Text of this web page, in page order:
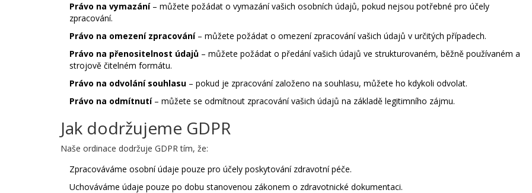
Právo na vymazání– můžete požádat o vymazání vašich osobních údajů, pokud nejsou potřebné pro účely
zpracování.
Právo na omezení zpracování– můžete požádat o omezení zpracování vašich údajů v určitých případech.
Právo na přenositelnost údajů – můžete požádat o předání vašich údajů ve strukturovaném, běžně používaném a
strojově čitelném formátu.
Právo na odvolání souhlasu – pokud je zpracování založeno na souhlasu, můžete ho kdykoli odvolat.
Právo na odmítnutí– můžete se odmítnout zpracování vašich údajů na základě legitimního zájmu.
Jak dodržujeme GDPR
Naše ordinace dodržuje GDPR tím, že:
Zpracováváme osobní údaje pouze pro účely poskytování zdravotní péče.
Uchováváme údaje pouze po dobu stanovenou zákonem o zdravotnické dokumentaci.